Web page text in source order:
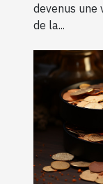
devenus une
de la...